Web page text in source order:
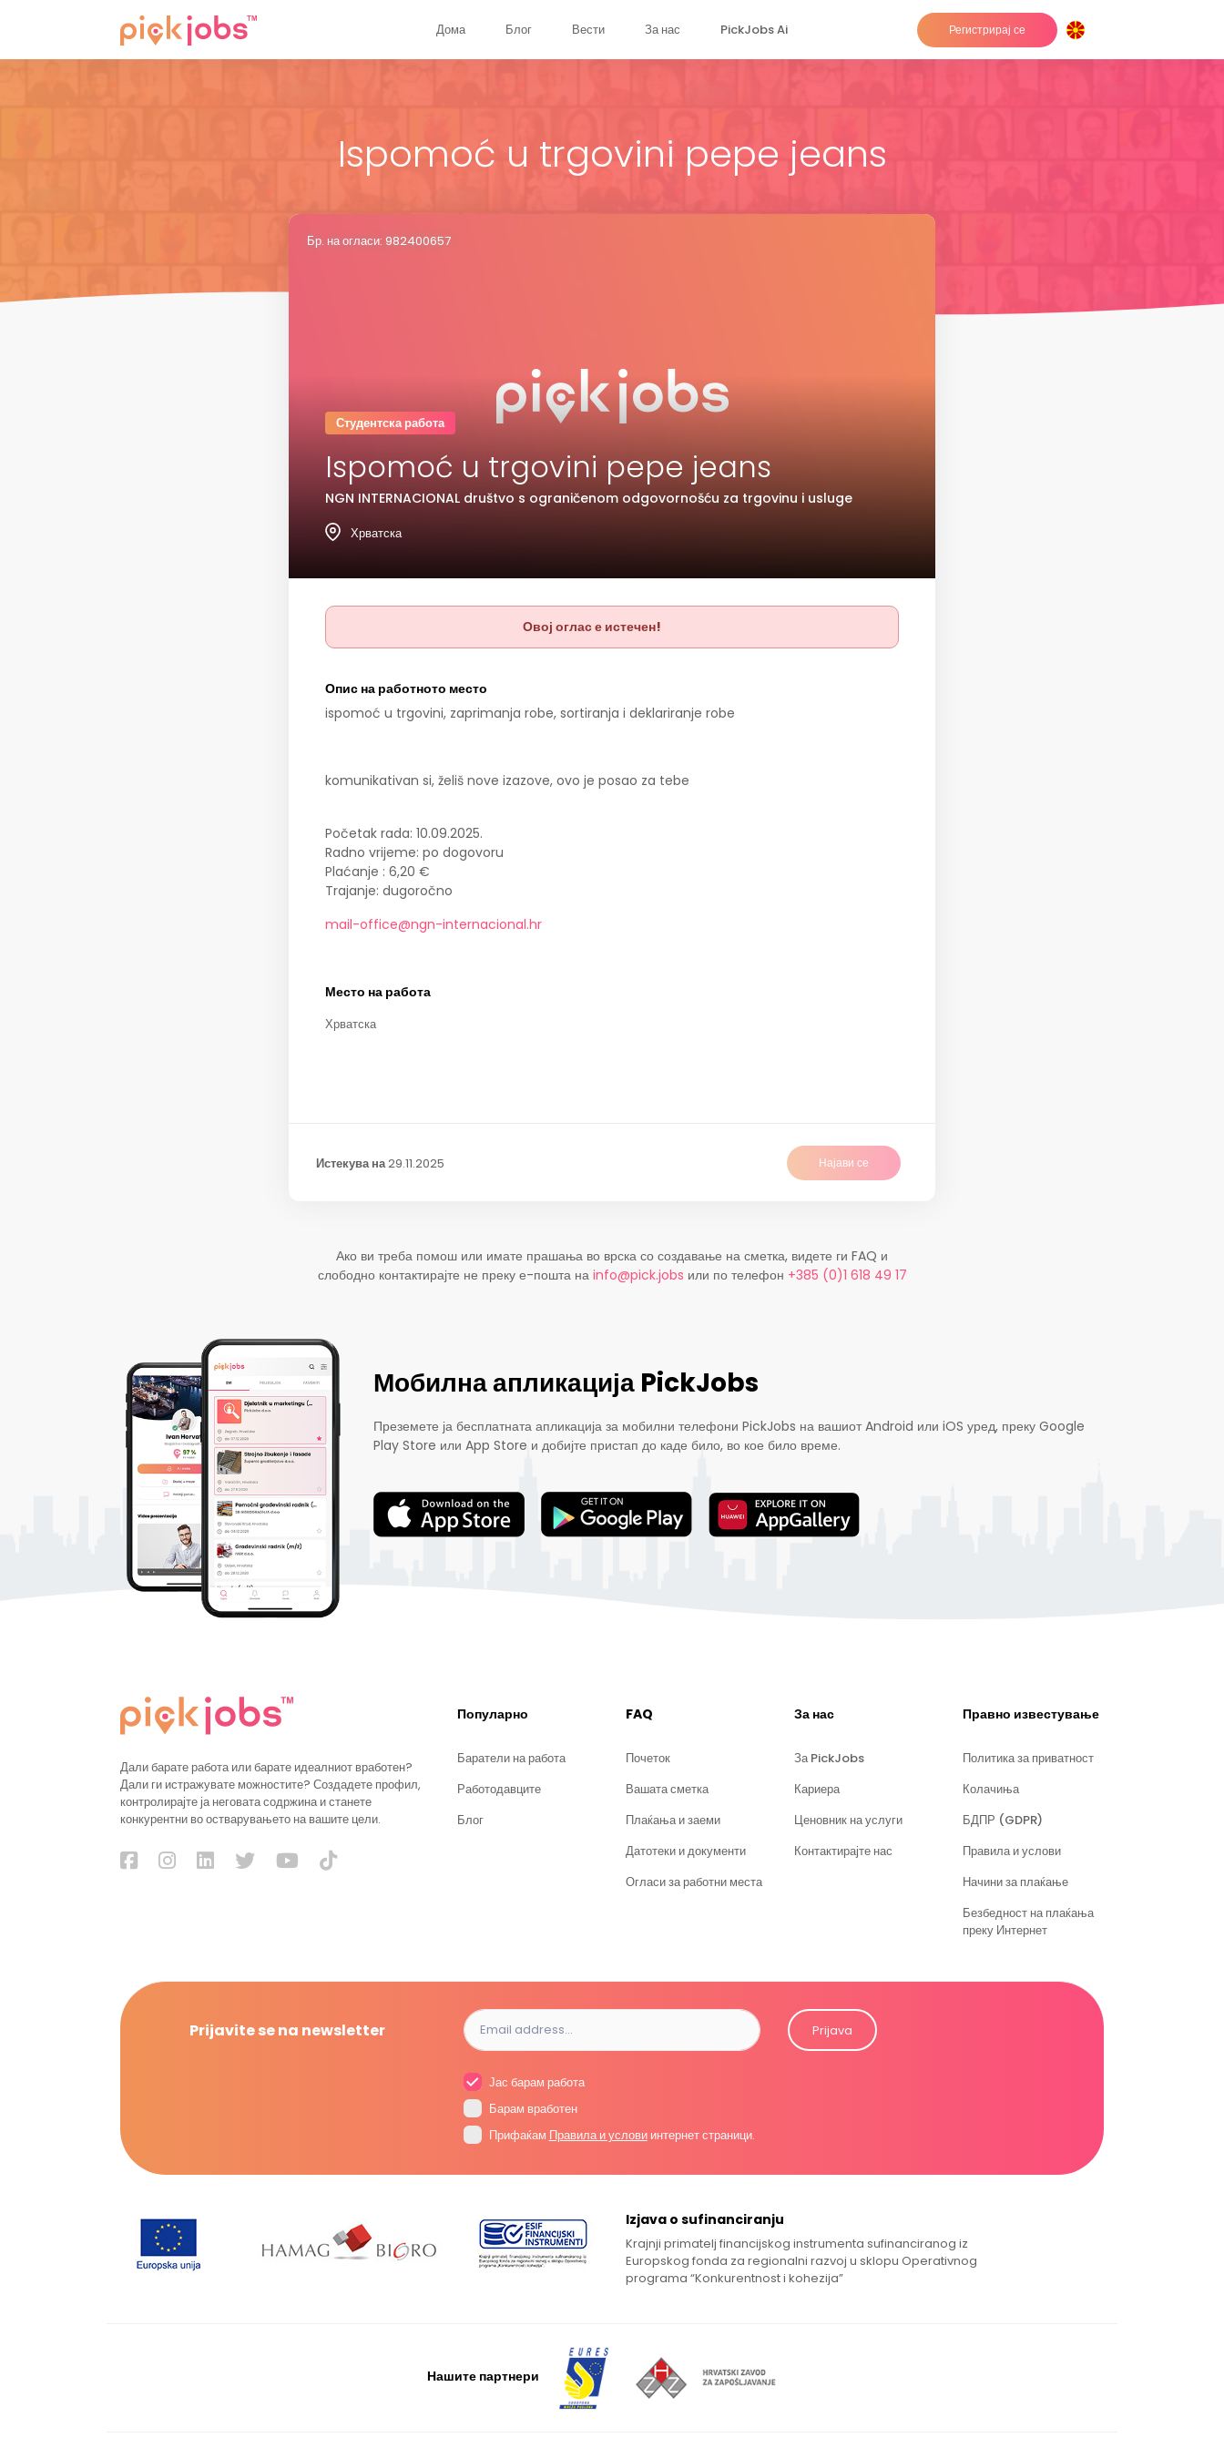
Дома Блог Вести За нас PickJobs Ai Регистрирај се
Ispomoć u trgovini pepe jeans
Бр. на огласи: 982400657
Студентска работа
Ispomoć u trgovini pepe jeans
NGN INTERNACIONAL društvo s ograničenom odgovornošću za trgovinu i usluge
Хрватска
Овој оглас е истечен!
Опис на работното место
ispomoć u trgovini, zaprimanja robe, sortiranja i deklariranje robe
komunikativan si, želiš nove izazove, ovo je posao za tebe
Početak rada: 10.09.2025.
Radno vrijeme: po dogovoru
Plaćanje : 6,20 €
Trajanje: dugoročno
mail-office@ngn-internacional.hr
Место на работа
Хрватска
Истекува на29.11.2025 Најави се
Ако ви треба помош или имате прашања во врска со создавање на сметка, видете ги FAQ и
слободно контактирајте не преку е-пошта на info@pick.jobs или по телефон +385 (0)1 618 49 17
Мобилна апликација PickJobs
Преземете ја бесплатната апликација за мобилни телефони PickJobs на вашиот Android или iOS уред, преку Google
Play Store или App Store и добијте пристап до каде било, во кое било време.
Дали барате работа или барате идеалниот вработен?
Дали ги истражувате можностите? Создадете профил,
контролирајте ја неговата содржина и станете
конкурентни во остварувањето на вашите цели.
Популарно
Баратели на работа
Работодавците
Блог
FAQ
Почеток
Вашата сметка
Плаќања и заеми
Датотеки и документи
Огласи за работни места
За нас
За PickJobs
Кариера
Ценовник на услуги
Контактирајте нас
Правно известување
Политика за приватност
Колачиња
БДПР (GDPR)
Правила и услови
Начини за плаќање
Безбедност на плаќања
преку Интернет
Prijavite se na newsletter
Јас барам работа
Барам вработен
Прифаќам Правила и условиинтернет страници.
Prijava
Izjava o sufinanciranju
Krajnji primatelj financijskog instrumenta sufinanciranog iz
Europskog fonda za regionalni razvoj u sklopu Operativnog
programa “Konkurentnost i kohezija”
Нашите партнери